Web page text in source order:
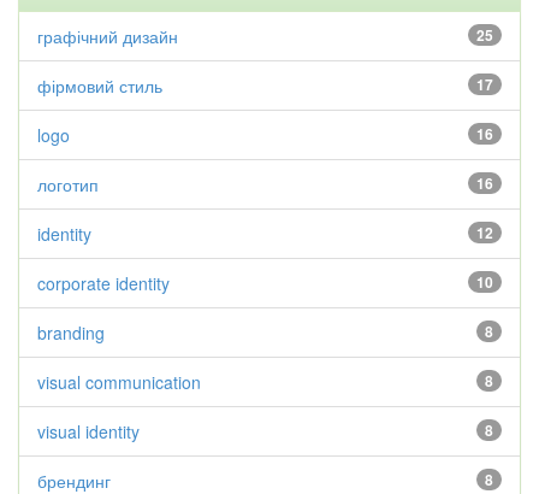
25
графічний дизайн
17
фірмовий стиль
16
logo
16
логотип
12
identity
10
corporate identity
8
branding
8
visual communication
8
visual identity
8
брендинг